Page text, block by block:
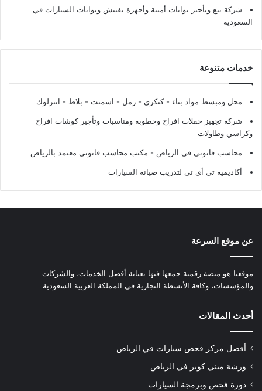
شركة بيع وتأجير بوابات أمنية وأجهزة تفتيش وبوابات السيارات في
السعودية
خدمات متنوعة
محل ومبسط مواد بناء - كنكري - رمل - اسمنت - بلاط - انترلوك
شركة تجهيز حفلات افراح وخطوبة ومناسبات وتأجير كوشات افراح
وكراسي وطاولات
محاسب قانوني في الرياض - مكتب محاسب قانوني معتمد بالرياض
أكاديمية تي أي تي لتدريب صيانة السيارات
عن موقع السرعة
موقعنا هو منصة رقمية جمعها فيها بعناية أفضل الخدمات، والشركات
والمؤسسات، وكافة الأنشطة التجارية في المملكة العربية السعودية
أحدث المقالات
أفضل مركز فحص سيارات في الرياض
ورشة ميني كوبر في الرياض
دورة فحص وبرمجة السيارات